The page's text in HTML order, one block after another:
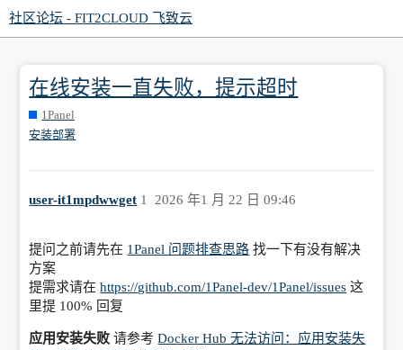
社区论坛 - FIT2CLOUD 飞致云
在线安装一直失败，提示超时
1Panel
安装部署
user-it1mpdwwget 2026 年1 月 22 日 09:46
1
提问之前请先在 1Panel 问题排查思路 找一下有没有解决
方案
提需求请在https://github.com/1Panel-dev/1Panel/issues 这
里提 100% 回复
应用安装失败 请参考Docker Hub 无法访问：应用安装失